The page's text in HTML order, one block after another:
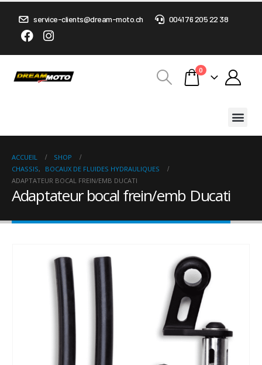
service-clients@dream-moto.ch 0041 76 205 22 38
0
ACCUEIL
SHOP
CHASSIS,
BOCAUX DE FLUIDES HYDRAULIQUES
ADAPTATEUR BOCAL FREIN/EMB DUCATI
Adaptateur bocal frein/emb Ducati